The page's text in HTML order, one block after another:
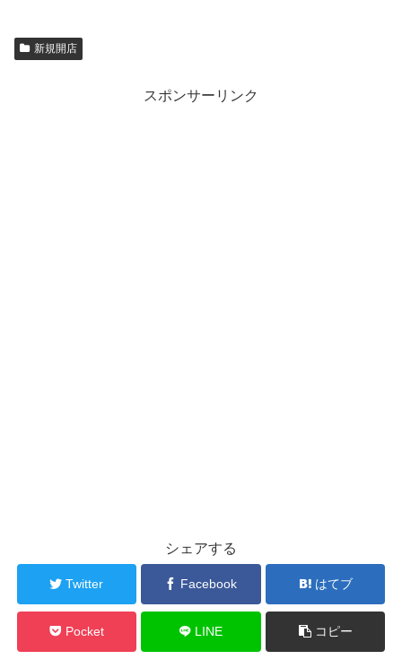
新規開店
スポンサーリンク
シェアする
Twitter Facebook はてブ
Pocket LINE コピー